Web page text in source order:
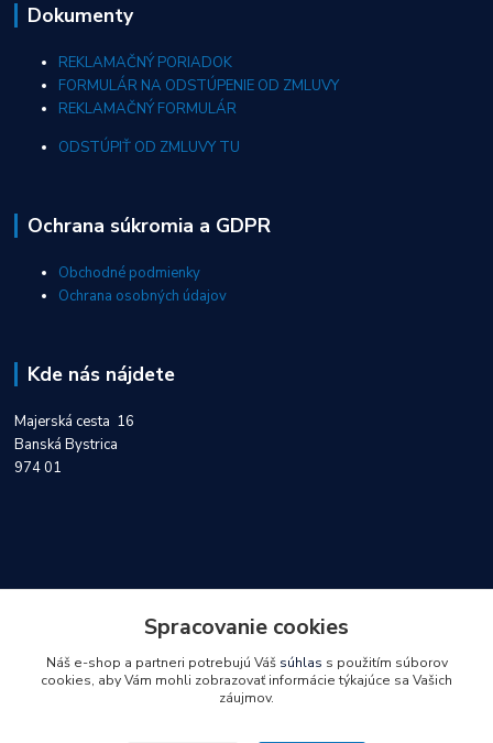
Dokumenty
REKLAMAČNÝ PORIADOK
FORMULÁR NA ODSTÚPENIE OD ZMLUVY
REKLAMAČNÝ FORMULÁR
ODSTÚPIŤ OD ZMLUVY TU
Ochrana súkromia a GDPR
Obchodné podmienky
Ochrana osobných údajov
Kde nás nájdete
Majerská cesta 16
Banská Bystrica
974 01
0918 747 404
Spracovanie cookies
Náš e-shop a partneri potrebujú Váš súhlas s použitím súborov
cookies, aby Vám mohli zobrazovať informácie týkajúce sa Vašich
záujmov.